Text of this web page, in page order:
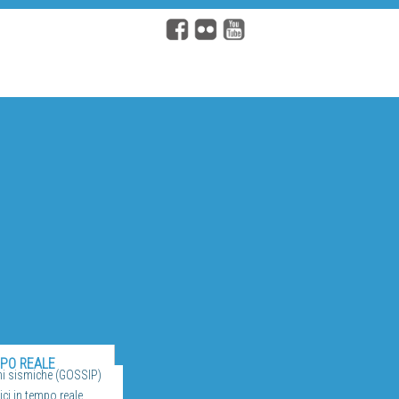
REALE
sismiche (GOSSIP)
in tempo reale